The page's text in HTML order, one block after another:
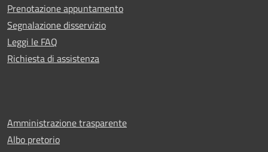
Prenotazione appuntamento
Segnalazione disservizio
Leggi le FAQ
Richiesta di assistenza
Amministrazione trasparente
Albo pretorio